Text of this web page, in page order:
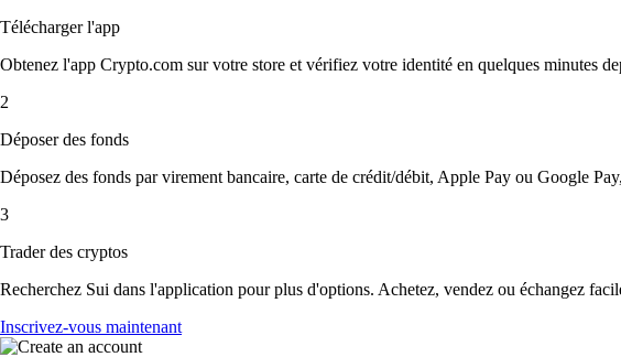
Télécharger l'app
Obtenez l'app Crypto.com sur votre store et vérifiez votre identité en quelques minutes
2
Déposer des fonds
Déposez des fonds par virement bancaire, carte de crédit/débit, Apple Pay ou Google
3
Trader des cryptos
Recherchez Sui dans l'application pour plus d'options. Achetez, vendez ou échangez
Inscrivez-vous maintenant